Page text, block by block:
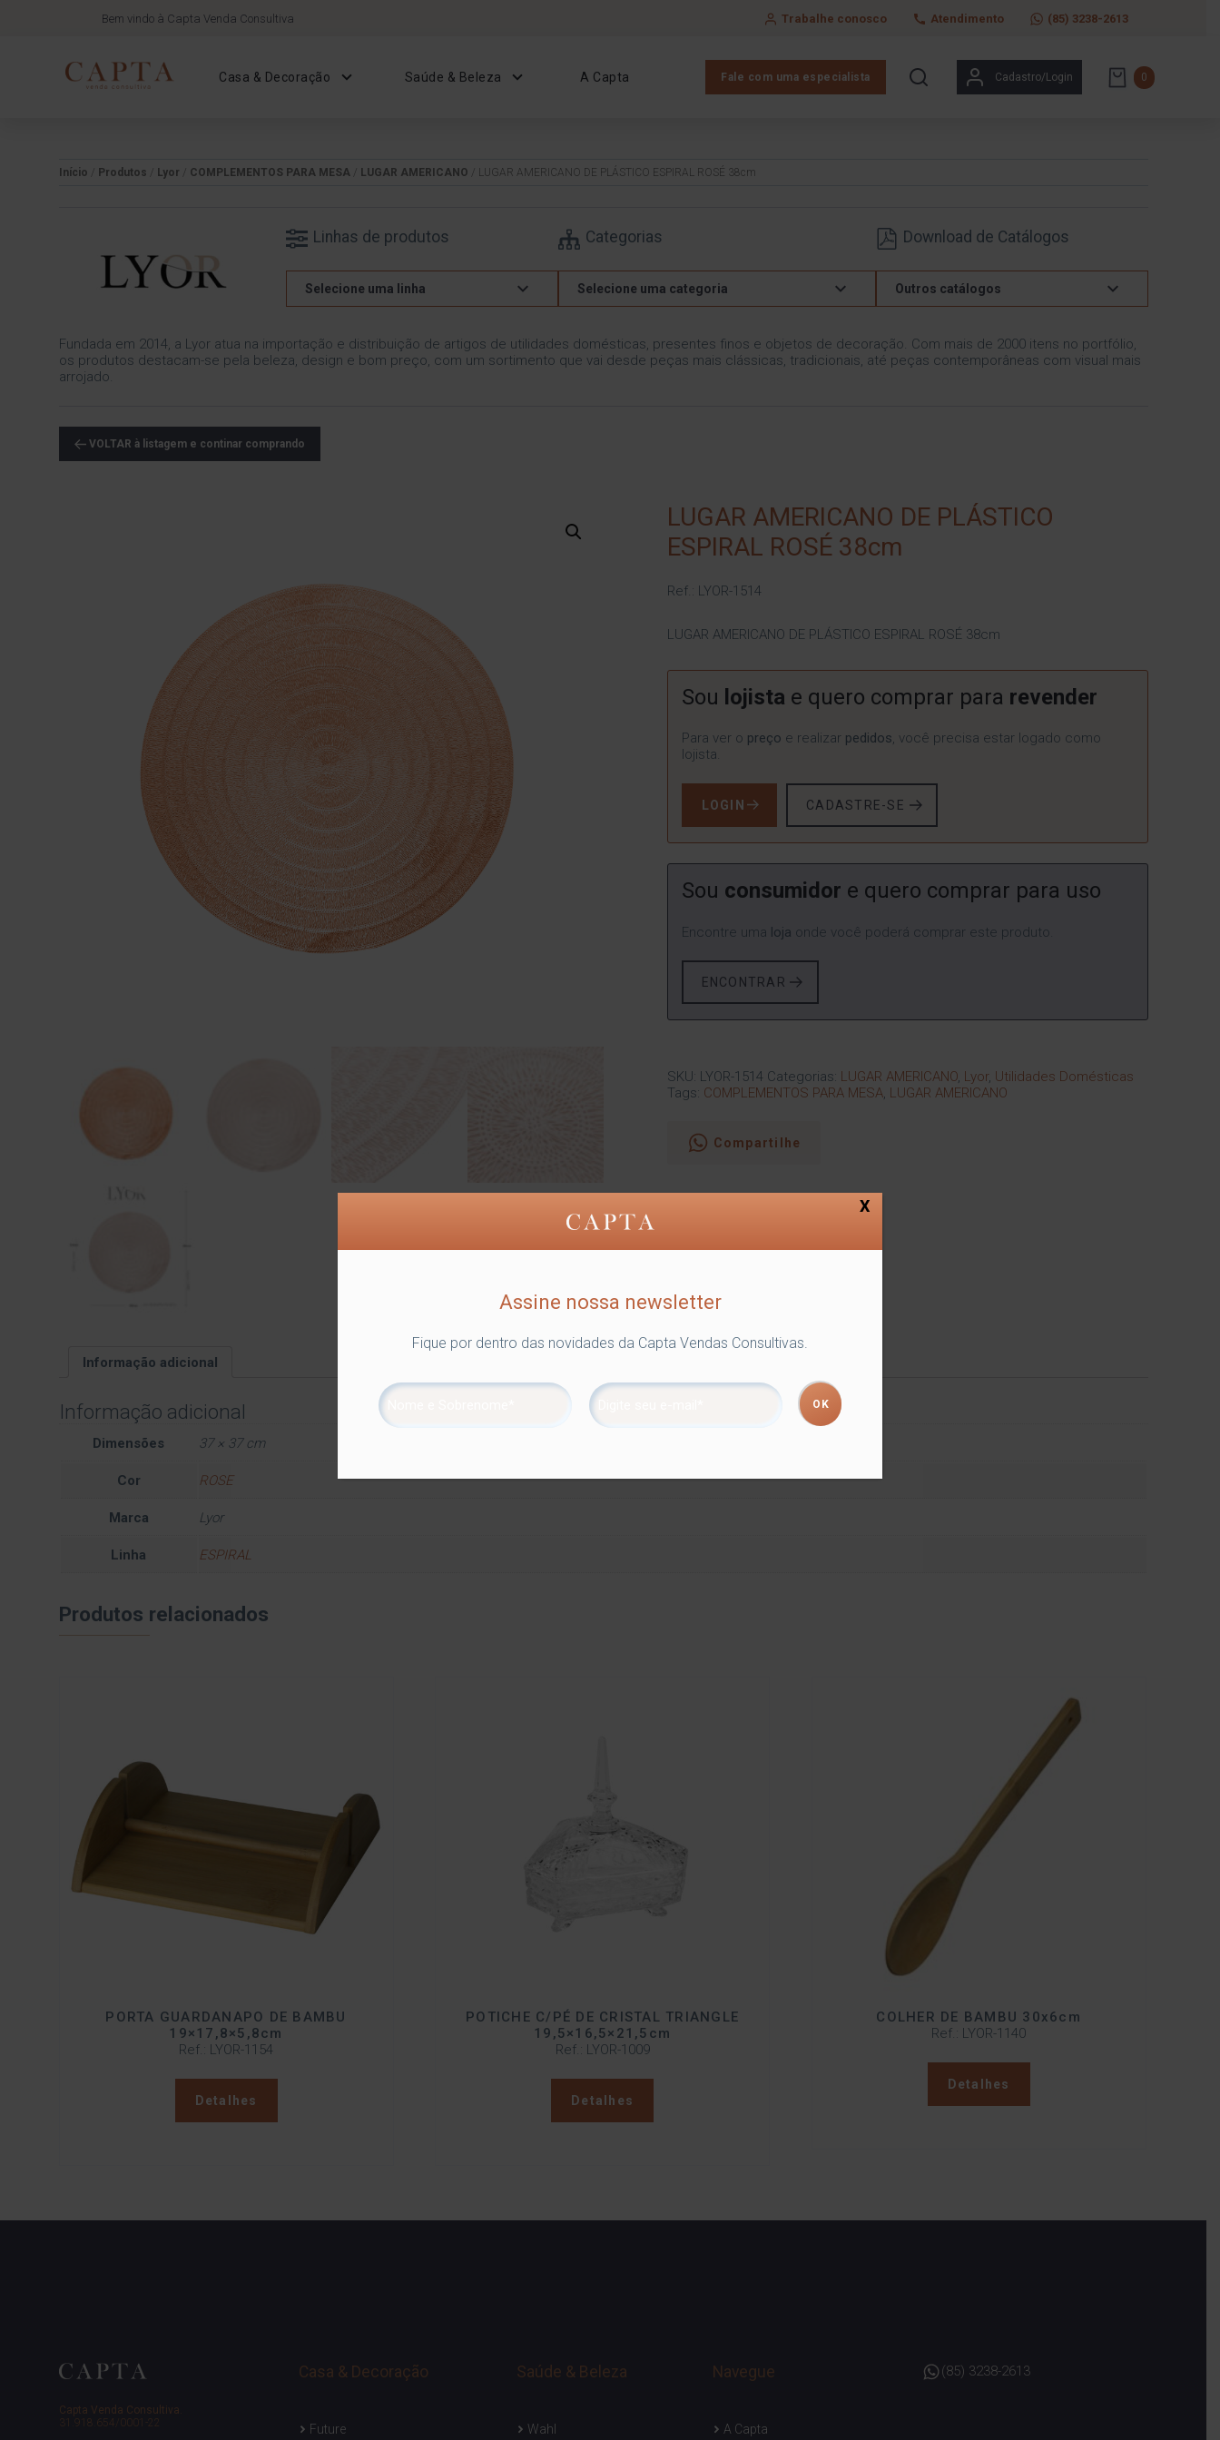
Bem vindo à Capta Venda Consultiva Trabalhe conosco Atendimento (85) 3238-2613
Casa & Decoração Saúde & Beleza A Capta Fale com uma especialista Cadastro/Login 0
Início Produtos Lyor COMPLEMENTOS PARA MESA/ LUGAR AMERICANO / LUGAR AMERICANO DE PLÁSTICO ESPIRAL ROSÉ 38cm
Linhas de produtos
Selecione uma linha
Categorias
Selecione uma categoria
Download de Catálogos
Outros catálogos
Fundada em 2014, a Lyor atua na importação e distribuição de artigos de utilidades domésticas, presentes finos e objetos de decoração. Com mais de 2000 itens no portfólio,
os produtos destacam-se pela beleza, design e bom preço, com um sortimento que vai desde peças mais clássicas, tradicionais, até peças contemporâneas com visual mais
arrojado.
VOLTAR à listagem e continar comprando
LUGAR AMERICANO DE PLÁSTICO
ESPIRAL ROSÉ 38cm
Ref.: LYOR-1514
LUGAR AMERICANO DE PLÁSTICO ESPIRAL ROSÉ 38cm
Sou lojista e quero comprar para revender
Para ver o preço e realizar pedidos, você precisa estar logado como
lojista.
LOGIN CADASTRE-SE
Sou consumidor e quero comprar para uso
Encontre uma loja onde você poderá comprar este produto.
ENCONTRAR
SKU: LYOR-1514 Categorias: LUGAR AMERICANO, Lyor, Utilidades Domésticas
Tags: COMPLEMENTOS PARA MESA, LUGAR AMERICANO
Compartilhe
Informação adicional
Informação adicional
Dimensões 37 × 37 cm
Cor ROSE
Marca Lyor
Linha ESPIRAL
Produtos relacionados
PORTA GUARDANAPO DE BAMBU
19×17,8×5,8cm
Ref.: LYOR-1154
Detalhes
POTICHE C/PÉ DE CRISTAL TRIANGLE
19,5×16,5×21,5cm
Ref.: LYOR-1009
Detalhes
COLHER DE BAMBU 30x6cm
Ref.: LYOR-1140
Detalhes
Capta Venda Consultiva.
31.918.654/0001-22
Casa & Decoração
Future
Saúde & Beleza
Wahl
Navegue
A Capta
(85) 3238-2613
Assine nossa newsletter
Fique por dentro das novidades da Capta Vendas Consultivas.
X